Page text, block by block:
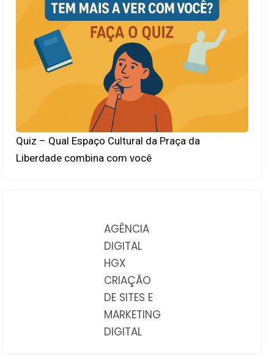
Quiz – Qual Espaço Cultural da Praça da
Liberdade combina com você
AGÊNCIA
DIGITAL
HGX
CRIAÇÃO
DE SITES E
MARKETING
DIGITAL